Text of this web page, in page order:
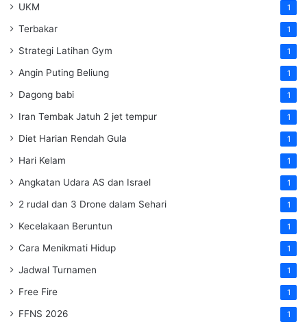
UKM 1
Terbakar 1
Strategi Latihan Gym 1
Angin Puting Beliung 1
Dagong babi 1
Iran Tembak Jatuh 2 jet tempur 1
Diet Harian Rendah Gula 1
Hari Kelam 1
Angkatan Udara AS dan Israel 1
2 rudal dan 3 Drone dalam Sehari 1
Kecelakaan Beruntun 1
Cara Menikmati Hidup 1
Jadwal Turnamen 1
Free Fire 1
FFNS 2026 1